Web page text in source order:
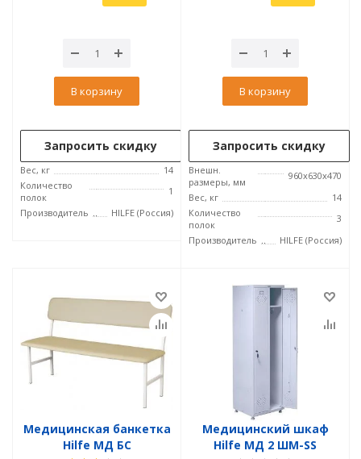
В корзину
Запросить скидку
Вес, кг
14
Количество
полок
1
Производитель
HILFE (Россия)
В корзину
Запросить скидку
Внешн.
размеры, мм
960x630x470
Вес, кг
14
Количество
полок
3
Производитель
HILFE (Россия)
Медицинская банкетка
Hilfe МД БС
Медицинский шкаф
Hilfe МД 2 ШМ-SS